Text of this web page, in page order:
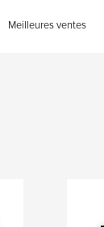
Meilleures ventes